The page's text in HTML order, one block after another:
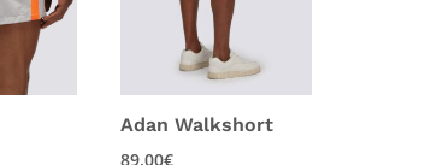
Adan Walkshort
89,00€